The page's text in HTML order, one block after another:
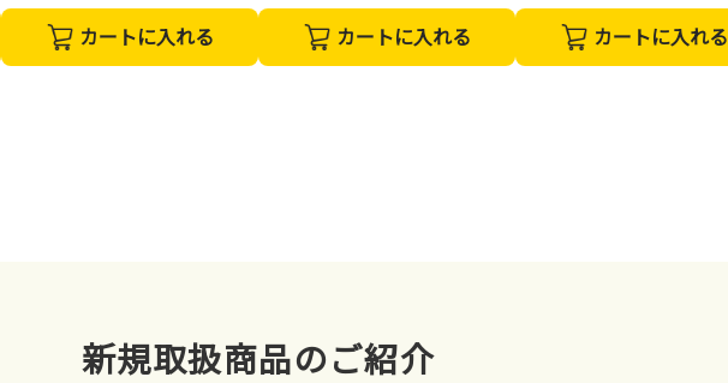
カートに入れる カートに入れる カートに入れる
新規取扱商品のご紹介